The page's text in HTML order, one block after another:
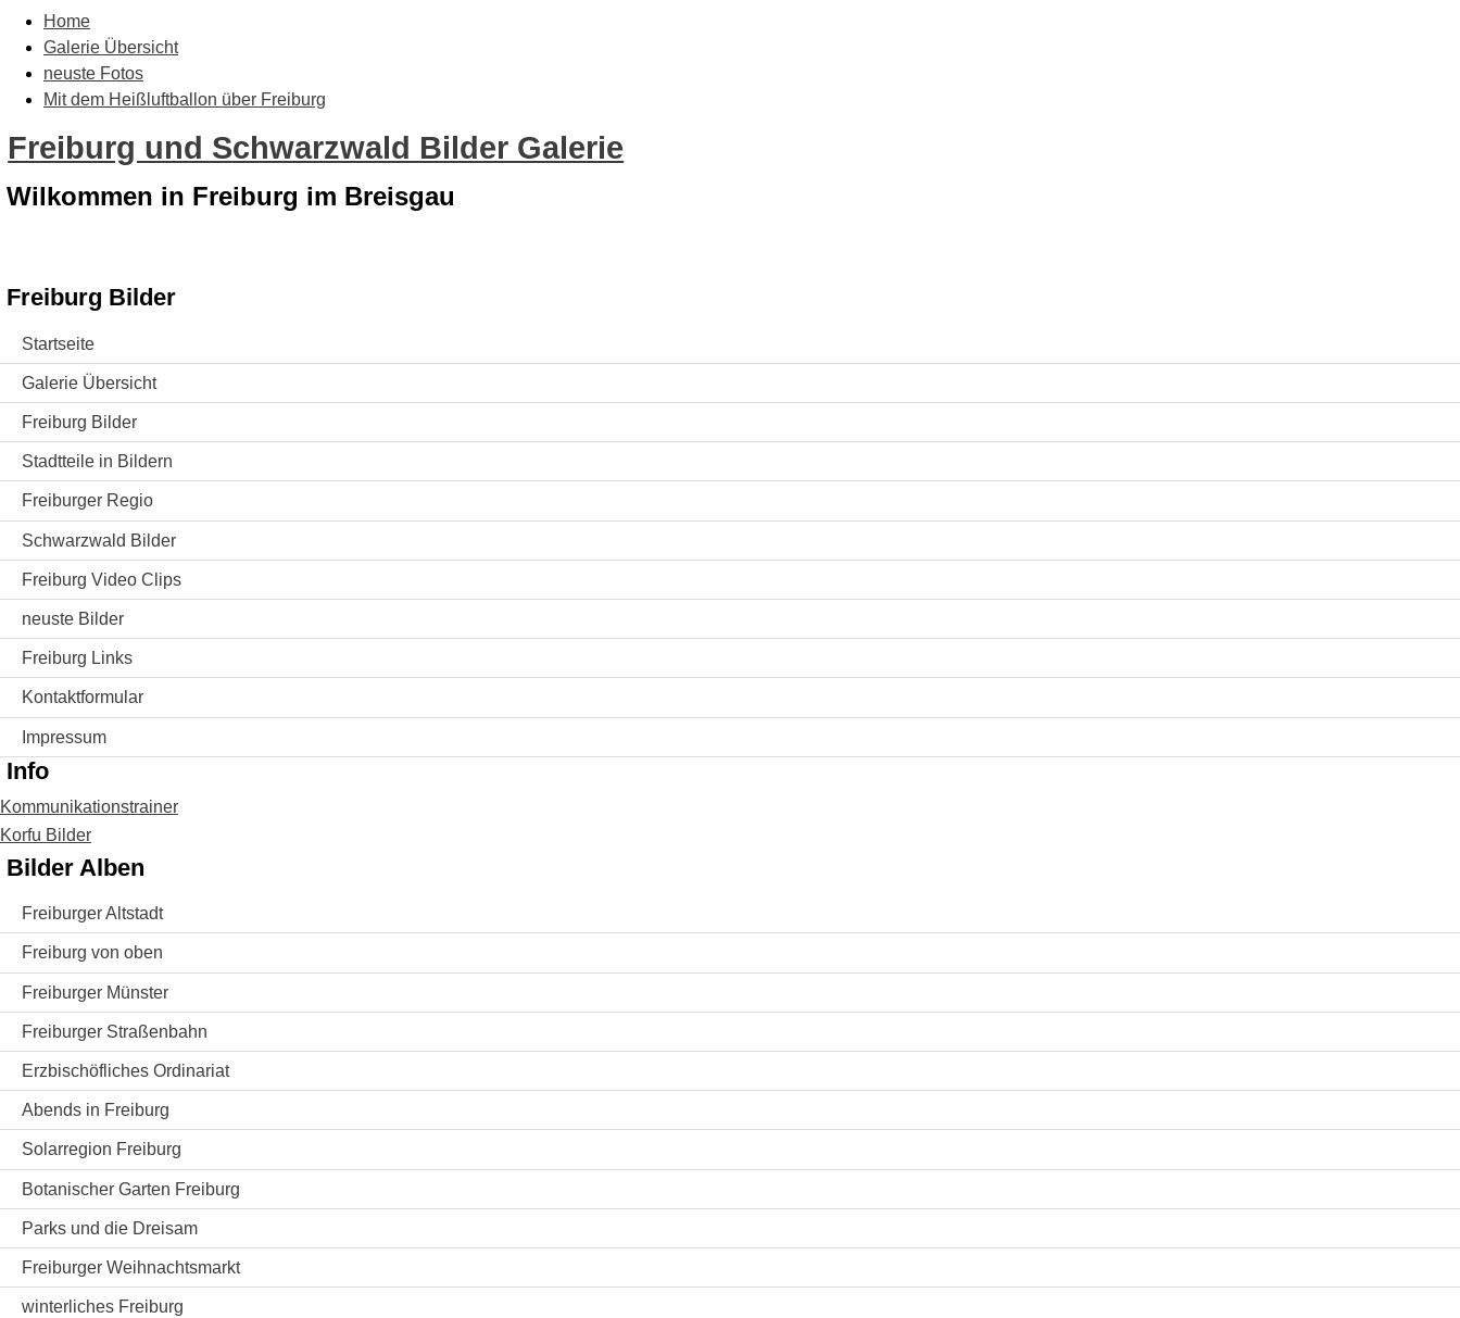
Home
Galerie Übersicht
neuste Fotos
Mit dem Heißluftballon über Freiburg
Freiburg und Schwarzwald Bilder Galerie
Wilkommen in Freiburg im Breisgau
Freiburg Bilder
Startseite
Galerie Übersicht
Freiburg Bilder
Stadtteile in Bildern
Freiburger Regio
Schwarzwald Bilder
Freiburg Video Clips
neuste Bilder
Freiburg Links
Kontaktformular
Impressum
Info
Kommunikationstrainer
Korfu Bilder
Bilder Alben
Freiburger Altstadt
Freiburg von oben
Freiburger Münster
Freiburger Straßenbahn
Erzbischöfliches Ordinariat
Abends in Freiburg
Solarregion Freiburg
Botanischer Garten Freiburg
Parks und die Dreisam
Freiburger Weihnachtsmarkt
winterliches Freiburg